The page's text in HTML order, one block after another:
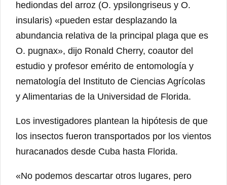
hediondas del arroz (O. ypsilongriseus y O.
insularis) «pueden estar desplazando la
abundancia relativa de la principal plaga que es
O. pugnax», dijo Ronald Cherry, coautor del
estudio y profesor emérito de entomología y
nematología del Instituto de Ciencias Agrícolas
y Alimentarias de la Universidad de Florida.
Los investigadores plantean la hipótesis de que
los insectos fueron transportados por los vientos
huracanados desde Cuba hasta Florida.
«No podemos descartar otros lugares, pero